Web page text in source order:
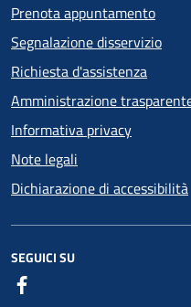
Prenota appuntamento
Segnalazione disservizio
Richiesta d'assistenza
Amministrazione
Informativa privacy
Note legali
Dichiarazione di accessibilità
SEGUICI SU